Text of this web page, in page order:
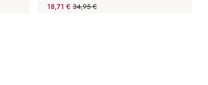
18,71 € 34,95 €
(46.47%spared)